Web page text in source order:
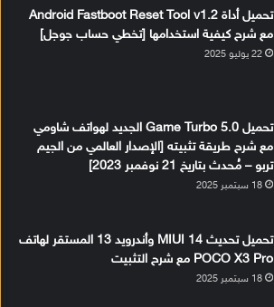
تحميل أداة Android Fastboot Reset Tool v1.2
مع شرح كيفية استخدامها [تخطي حساب جوجل]
22 يوليو 2025
تحميل Game Turbo 5.0 الجديد لهواتف شاومي
مع شرح طريقة تثبيته [الإصدار العالمي من الجيم
تربو – مُحدث بتاريخ 21 نوفمبر 2023]
18 سبتمبر 2025
تحميل تحديث MIUI 14 وأندرويد 13 المستقر لهاتف
POCO X3 Pro مع شرح التثبيت
18 سبتمبر 2025